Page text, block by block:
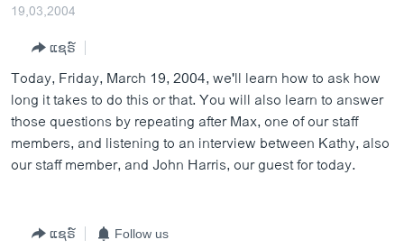
ໄປ
ຄົ້ນ
ການເລືອກຕັ້ງ ປະທານາທີບໍດີ ສະຫະລັດ 2024
ຂ່າວ​ຈີນ
ໂລກ
ເອເຊຍ
ອິດສະຫຼະພາບດ້ານການຂ່າວ
19,03,2004
ແຊຣ໌
Today, Friday, March 19, 2004, we'll learn how to ask how
long it takes to do this or that. You will also learn to answer
those questions by repeating after Max, one of our staff
members, and listening to an interview between Kathy, also
our staff member, and John Harris, our guest for today.
ແຊຣ໌ Follow us